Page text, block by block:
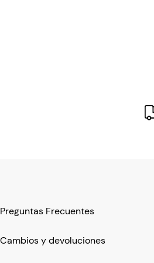
Preguntas Frecuentes
Cambios y devoluciones